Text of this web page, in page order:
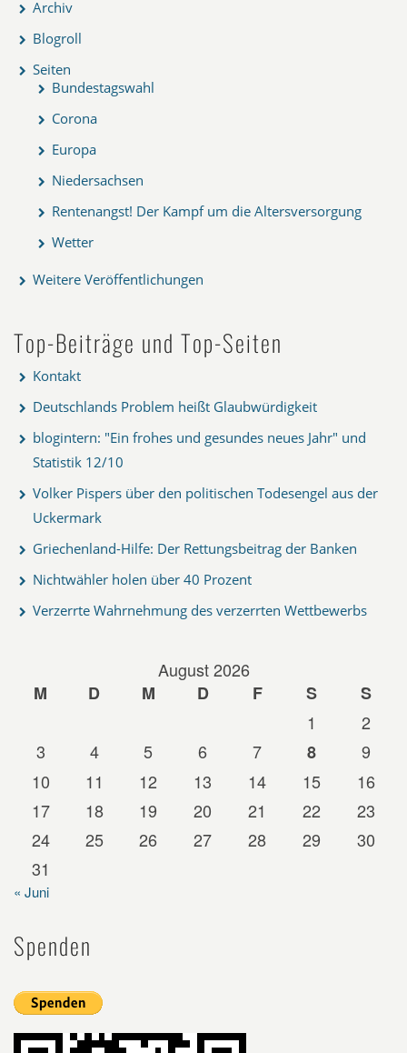
Archiv
Blogroll
Seiten
Bundestagswahl
Corona
Europa
Niedersachsen
Rentenangst! Der Kampf um die Altersversorgung
Wetter
Weitere Veröffentlichungen
Top-Beiträge und Top-Seiten
Kontakt
Deutschlands Problem heißt Glaubwürdigkeit
blogintern: "Ein frohes und gesundes neues Jahr" und
Statistik 12/10
Volker Pispers über den politischen Todesengel aus der
Uckermark
Griechenland-Hilfe: Der Rettungsbeitrag der Banken
Nichtwähler holen über 40 Prozent
Verzerrte Wahrnehmung des verzerrten Wettbewerbs
August 2026
M
D M D F S
S
1
2
3
4 5 6 7 8
9
10
11 12 13 14 15
16
17
18 19 20 21 22
23
24
25 26 27 28 29
30
31
« Juni
Spenden